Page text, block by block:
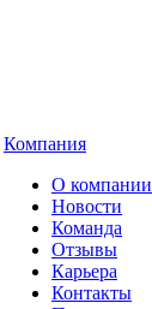
Компания
О компании
Новости
Команда
Отзывы
Карьера
Контакты